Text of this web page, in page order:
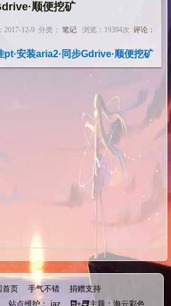
顺便挖矿
2017-12-9 分类： 笔记 浏览：19394次 评论：
安装aria2·同步Gdrive·顺便挖矿
首页 手气不错
捐赠支持
站点维护： jaz + 主题：海云彩色